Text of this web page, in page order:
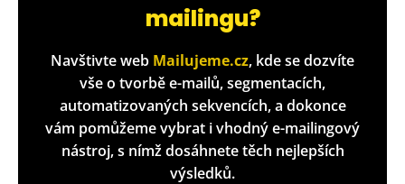
mailingu?
Navštivte web Mailujeme.cz, kde se dozvíte
vše o tvorbě e-mailů, segmentacích,
automatizovaných sekvencích, a dokonce
vám pomůžeme vybrat i vhodný e-mailingový
nástroj, s nímž dosáhnete těch nejlepších
výsledků.